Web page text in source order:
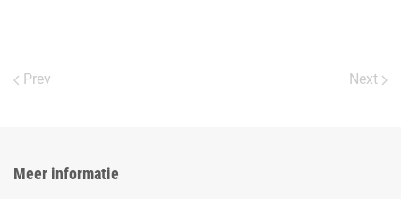
Prev Next
Meer informatie